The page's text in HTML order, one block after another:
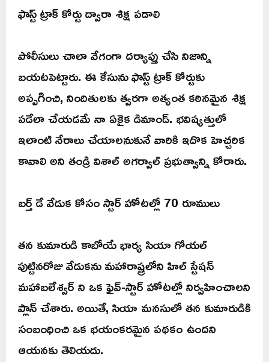
ఫాస్ట్ ట్రాక్ కోర్టు ద్వారా శిక్ష పడాలి
పోలీసులు చాలా వేగంగా దర్యాప్తు చేసి నిజాన్ని
బయటపెట్టారు. ఈ కేసును ఫాస్ట్ ట్రాక్ కోర్టుకు
అప్పగించి, నిందితులకు త్వరగా అత్యంత కఠినమైన శిక్ష
పడేలా చేయడమే నా ఏకైక డిమాండ్. భవిష్యత్తులో
ఇలాంటి నేరాలు చేయాలనుకునే వారికి ఇదొక హెచ్చరిక
కావాలి అని తండ్రి విశాల్ అగర్వాల్ ప్రభుత్వాన్ని కోరారు.
బర్త్ డే వేడుక కోసం స్టార్ హోటల్లో 70 రూములు
తన కుమారుడి కాబోయే భార్య సియా గోయల్
పుట్టినరోజు వేడుకను మహారాష్ట్రలోని హిల్ స్టేషన్
మహాబలేశ్వర్ ని ఒక ఫైవ్-స్టార్ హోటల్లో నిర్వహించాలని
ప్లాన్ చేశారు. అయితే, సియా మనసులో తన కుమారుడికి
సంబంధించి ఒక భయంకరమైన పథకం ఉందని
ఆయనకు తెలియదు.